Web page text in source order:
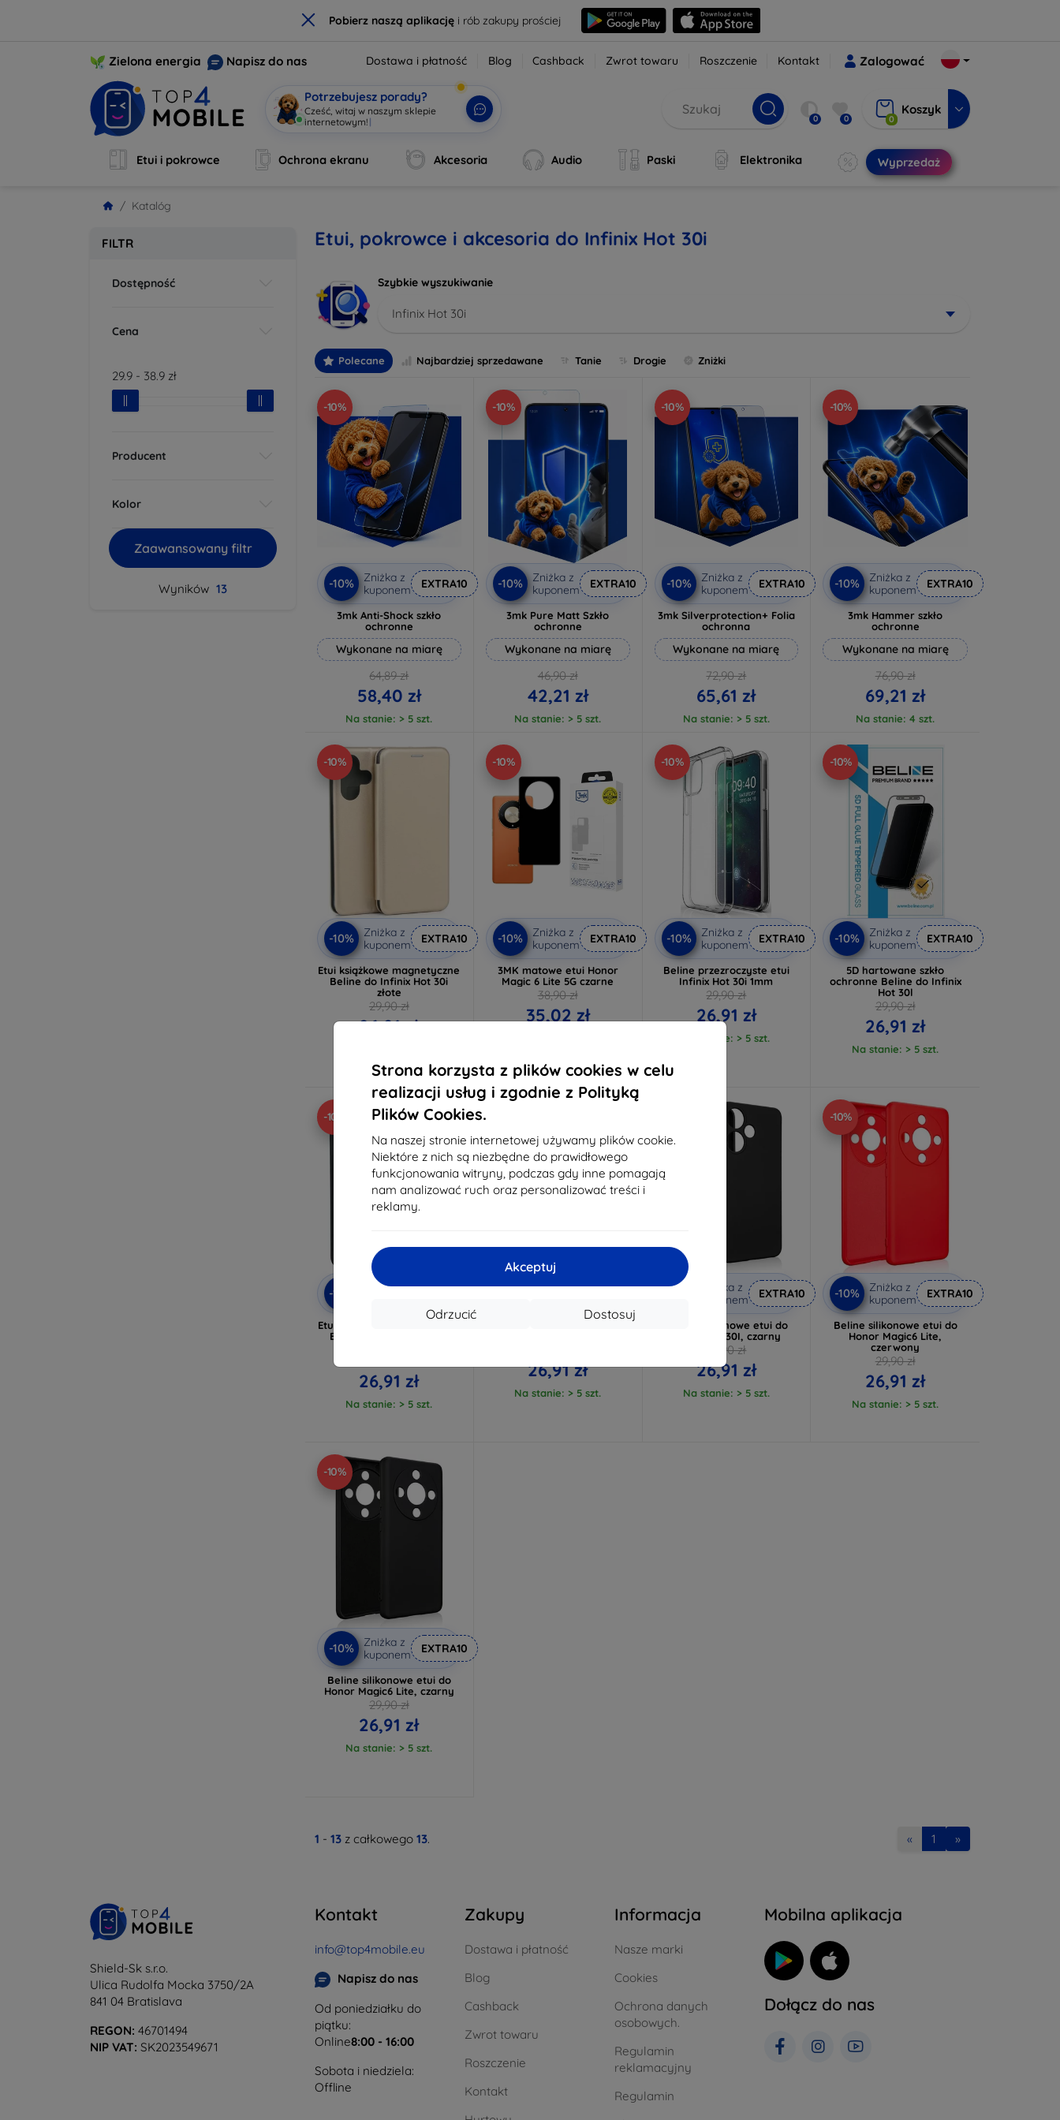
× Pobierz naszą aplikacjęi rób zakupy prościej
Strona korzysta z plików cookies w celu
realizacji usług i zgodnie z Polityką
Plików Cookies.
Na naszej stronie internetowej używamy plików cookie.
Niektóre z nich są niezbędne do prawidłowego
funkcjonowania witryny, podczas gdy inne pomagają
nam analizować ruch oraz personalizować treści i
reklamy.
Akceptuj
Dostosuj
Odrzucić
Zielona energia Napisz do nas Dostawa i płatność Blog Cashback Zwrot towaru Roszczenie Kontakt Zalogować
Potrzebujesz porady?
Cześć, witaj w naszym sklepie
internetowym! | 0 0 0
Koszyk
Etui i pokrowce Ochrona ekranu Akcesoria Audio Paski Elektronika Wyprzedaż
Katalóg
FILTR
Dostępność
Cena
29.9 - 38.9 zł
Producent
Kolor
Zaawansowany filtr
Wyników 13
Etui, pokrowce i akcesoria do Infinix Hot 30i
Szybkie wyszukiwanie
Infinix Hot 30i
Polecane Najbardziej sprzedawane Tanie Drogie Zniżki
-10%
-10%
Zniżka z
kuponem
EXTRA10
3mk Anti-Shock szkło
ochronne
Wykonane na miarę
64,89 zł
58,40 zł
Na stanie: > 5 szt.
-10%
-10%
Zniżka z
kuponem
EXTRA10
3mk Pure Matt Szkło
ochronne
Wykonane na miarę
46,90 zł
42,21 zł
Na stanie: > 5 szt.
-10%
-10%
Zniżka z
kuponem
EXTRA10
3mk Silverprotection+ Folia
ochronna
Wykonane na miarę
72,90 zł
65,61 zł
Na stanie: > 5 szt.
-10%
-10%
Zniżka z
kuponem
EXTRA10
3mk Hammer szkło
ochronne
Wykonane na miarę
76,90 zł
69,21 zł
Na stanie: 4 szt.
-10%
-10%
Zniżka z
kuponem
EXTRA10
Etui książkowe magnetyczne
Beline do Infinix Hot 30i
złote
29,90 zł
26,91 zł
-10%
-10%
Zniżka z
kuponem
EXTRA10
3MK matowe etui Honor
Magic 6 Lite 5G czarne
38,90 zł
35,02 zł
-10%
-10%
Zniżka z
kuponem
EXTRA10
Beline przezroczyste etui
Infinix Hot 30i 1mm
29,90 zł
26,91 zł
Na stanie: > 5 szt.
-10%
-10%
Zniżka z
kuponem
EXTRA10
5D hartowane szkło
ochronne Beline do Infinix
Hot 30l
29,90 zł
26,91 zł
Na stanie: > 5 szt.
-10%
-10%
Zniżka z
Etui książkowe magnetyczne
Beline do Infinix Hot 30i
26,91 zł
Na stanie: > 5 szt.
Zniżka z
26,91 zł
Na stanie: > 5 szt.
Zniżka z
kuponem
EXTRA10
Beline silikonowe etui do
Infinix Hot 30I, czarny
29,90 zł
26,91 zł
Na stanie: > 5 szt.
-10%
-10%
Zniżka z
kuponem
EXTRA10
Beline silikonowe etui do
Honor Magic6 Lite,
czerwony
29,90 zł
26,91 zł
Na stanie: > 5 szt.
-10%
-10%
Zniżka z
kuponem
EXTRA10
Beline silikonowe etui do
Honor Magic6 Lite, czarny
29,90 zł
26,91 zł
Na stanie: > 5 szt.
1 - 13 z całkowego 13. « 1 »
Shield-Sk s.r.o.
Ulica Rudolfa Mocka 3750/2A
841 04 Bratislava
REGON: 46701494
NIP VAT: SK2023549671
Kontakt
info@top4mobile.eu
Napisz do nas
Od poniedziałku do
piątku:
Online8:00 - 16:00
Sobota i niedziela:
Offline
Zakupy
Dostawa i płatność
Blog
Cashback
Zwrot towaru
Roszczenie
Kontakt
Informacja
Nasze marki
Cookies
Ochrona danych
osobowych.
Regulamin
reklamacyjny
Regulamin
Mobilna aplikacja
Dołącz do nas